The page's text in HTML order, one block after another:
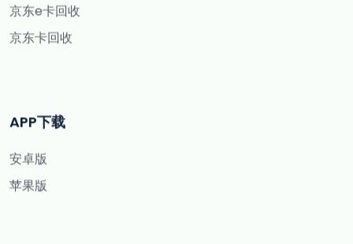
京东e卡回收
京东卡回收
APP下载
安卓版
苹果版